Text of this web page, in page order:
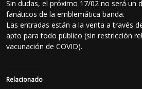
Sin dudas, el próximo 17/02 no será un
fanáticos de la emblemática banda.
Las entradas están a la venta a través
apto para todo público (sin restricción
vacunación de COVID).
Relacionado